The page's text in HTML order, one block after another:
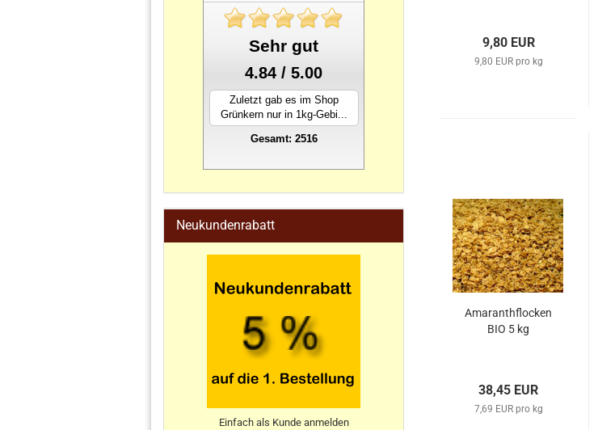
9,80 EUR
9,80 EUR pro kg
Amaranthflocken
BIO 5 kg
38,45 EUR
7,69 EUR pro kg
Sehr gut
4.84 / 5.00
Zuletzt gab es im Shop
Grünkern nur in 1kg-Gebi...
Gesamt: 2516
Neukundenrabatt
Einfach als Kunde anmelden